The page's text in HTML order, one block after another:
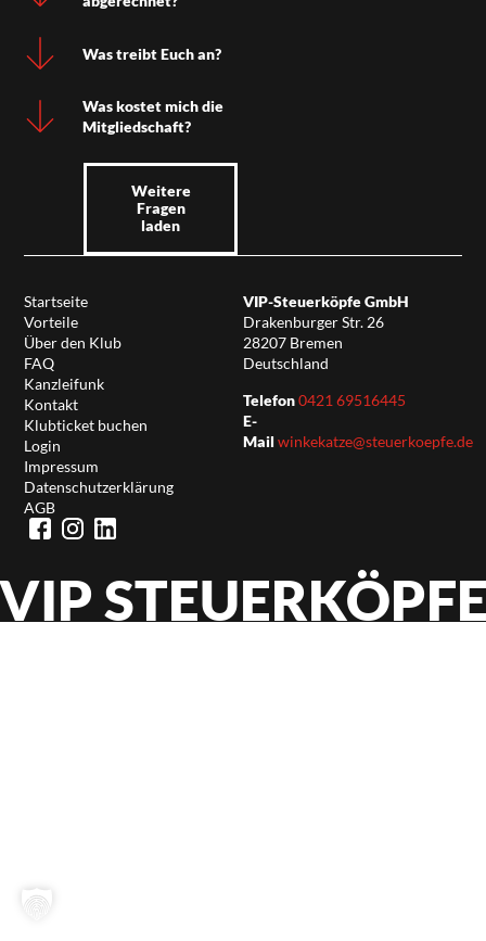
Was treibt Euch an?
Was kostet mich die
Mitgliedschaft?
Weitere
Fragen
laden
Startseite
Vorteile
Über den Klub
FAQ
Kanzleifunk
Kontakt
Klubticket buchen
Login
Impressum
Datenschutzerklärung
AGB
VIP-Steuerköpfe GmbH
Drakenburger Str. 26
28207 Bremen
Deutschland
Telefon0421 69516445
E-
Mail winkekatze@steuerkoepfe.de